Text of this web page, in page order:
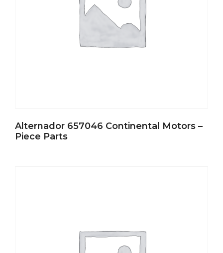
Alternador 657046 Continental Motors –
Piece Parts